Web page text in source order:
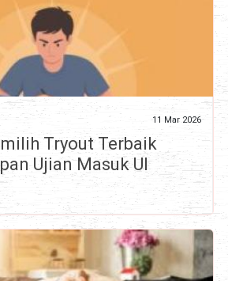
11 Mar 2026
Tryout Terbaik
Ujian Masuk UI